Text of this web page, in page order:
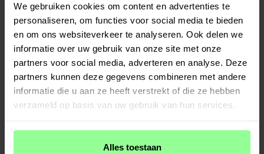
We gebruiken cookies om content en advertenties te
personaliseren, om functies voor social media te bieden
en om ons websiteverkeer te analyseren. Ook delen we
informatie over uw gebruik van onze site met onze
partners voor social media, adverteren en analyse. Deze
partners kunnen deze gegevens combineren met andere
informatie die u aan ze heeft verstrekt of die ze hebben
verzameld op basis van uw gebruik van hun services.
Alles toestaan
Op voorraad
Ecovacs Deebot T30 Max
Op voorraad
Ecovacs Deebot T30 Max Zwart